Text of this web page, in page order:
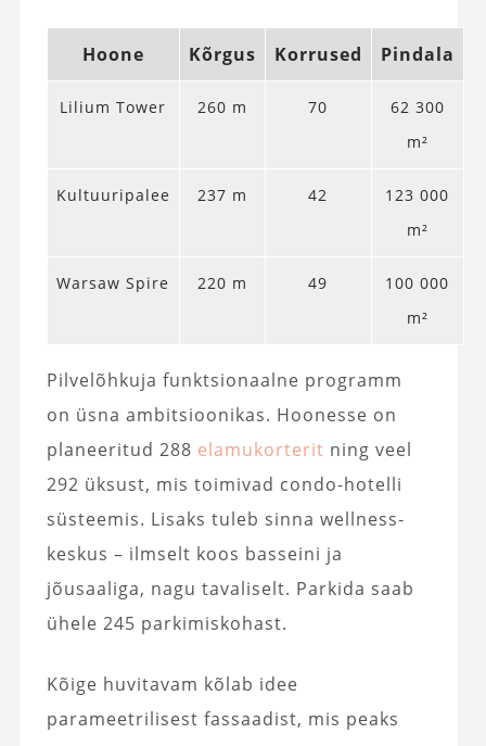
Hoone Kõrgus Korrused Pindala
Lilium Tower 260 m 70
62 300
m²
Kultuuripalee 237 m 42
123 000
m²
Warsaw Spire 220 m 49
100 000
m²
Pilvelõhkuja funktsionaalne programm
on üsna ambitsioonikas. Hoonesse on
planeeritud 288 elamukorterit ning veel
292 üksust, mis toimivad condo-hotelli
süsteemis. Lisaks tuleb sinna wellness-
keskus – ilmselt koos basseini ja
jõusaaliga, nagu tavaliselt. Parkida saab
ühele 245 parkimiskohast.
Kõige huvitavam kõlab idee
parameetrilisest fassaadist, mis peaks